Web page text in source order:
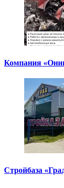
Компания
Стройбаза